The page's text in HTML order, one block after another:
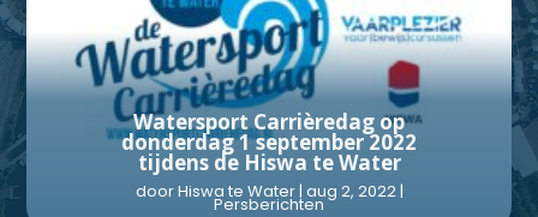
Watersport Carrièredag op
donderdag 1 september 2022
tijdens de Hiswa te Water
doorHiswa te Water| aug 2, 2022|
Persberichten